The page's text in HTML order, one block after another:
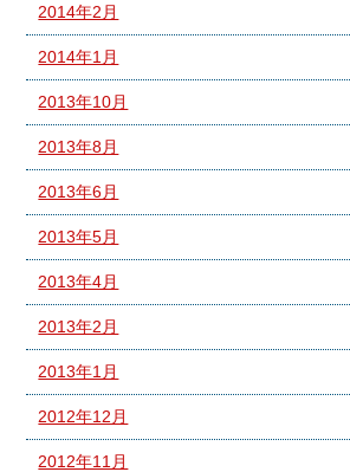
2014年2月
2014年1月
2013年10月
2013年8月
2013年6月
2013年5月
2013年4月
2013年2月
2013年1月
2012年12月
2012年11月